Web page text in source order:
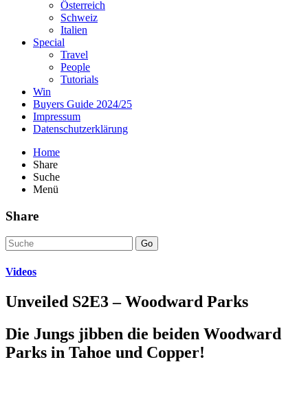
Österreich
Schweiz
Italien
Special
Travel
People
Tutorials
Win
Buyers Guide 2024/25
Impressum
Datenschutzerklärung
Home
Share
Suche
Menü
Share
Go
Videos
Unveiled S2E3 – Woodward Parks
Die Jungs jibben die beiden Woodward
Parks in Tahoe und Copper!